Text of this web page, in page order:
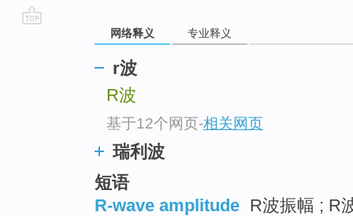
网络释义 专业释义
r波
R波
基于12个网页-相关网页
瑞利波
短语
R-wave amplitude R波振幅 ; R